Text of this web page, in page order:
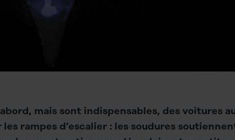
mais sont indispensables, des voitures
rampes d’escalier : les soudures